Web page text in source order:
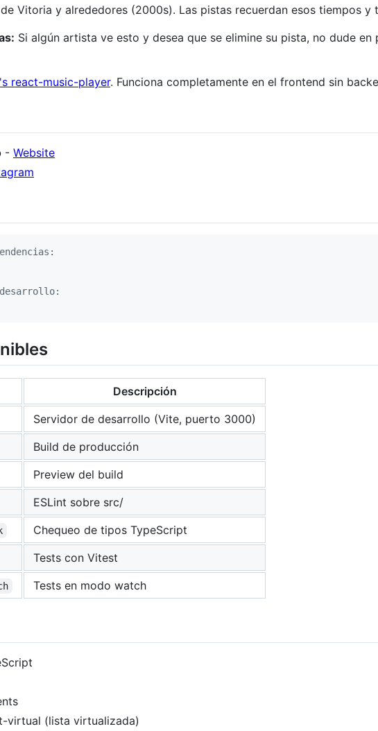
Vitoria y alrededores (2000s). Las pistas recuerdan esos tiempos y
Si algún artista ve esto y desea que se elimine su pista, no dude
react-music-player. Funciona completamente en el frontend sin
- Website
Descripción
Servidor de desarrollo (Vite, puerto 3000)
Build de producción
Preview del build
ESLint sobre src/
Chequeo de tipos TypeScript
Tests con Vitest
Tests en modo watch
virtual (lista virtualizada)